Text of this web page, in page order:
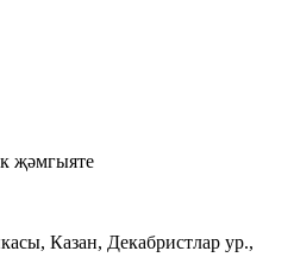
җәмгыяте
Казан, Декабристлар ур.,